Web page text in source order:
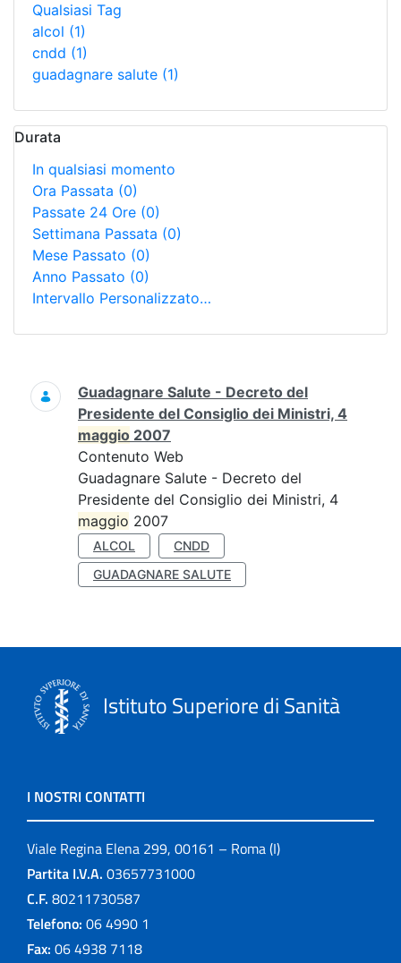
Qualsiasi Tag
alcol (1)
cndd (1)
guadagnare salute (1)
Durata
In qualsiasi momento
Ora Passata (0)
Passate 24 Ore (0)
Settimana Passata (0)
Mese Passato (0)
Anno Passato (0)
Intervallo Personalizzato…
Ricerca
Guadagnare Salute - Decreto del
Presidente del Consiglio dei Ministri, 4
maggio 2007
Contenuto Web
Guadagnare Salute - Decreto del
Presidente del Consiglio dei Ministri, 4
maggio 2007
ALCOL
CNDD
GUADAGNARE SALUTE
Istituto Superiore di Sanità
I NOSTRI CONTATTI
Viale Regina Elena 299, 00161 – Roma (I)
Partita I.V.A. 03657731000
C.F. 80211730587
Telefono: 06 4990 1
Fax: 06 4938 7118